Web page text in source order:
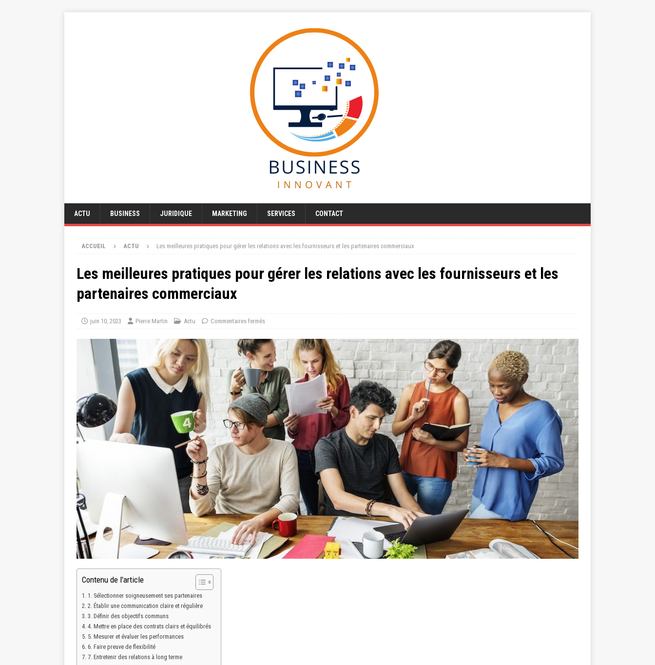
ACTU BUSINESS JURIDIQUE MARKETING SERVICES CONTACT
ACCUEIL ACTU Les meilleures pratiques pour gérer les relations avec les fournisseurs et les partenaires commerciaux
Les meilleures pratiques pour gérer les relations avec les fournisseurs et les
partenaires commerciaux
juin 10, 2023 Pierre Martin Actu Commentaires fermés
Contenu de l'article
1. Sélectionner soigneusement ses partenaires
2. Établir une communication claire et régulière
3. Définir des objectifs communs
4. Mettre en place des contrats clairs et équilibrés
5. Mesurer et évaluer les performances
6. Faire preuve de flexibilité
7. Entretenir des relations à long terme